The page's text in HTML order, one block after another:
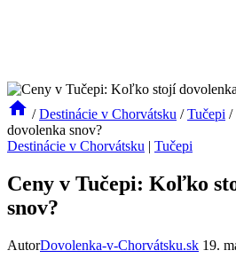
/ Destinácie v Chorvátsku / Tučepi /
dovolenka snov?
Destinácie v Chorvátsku | Tučepi
Ceny v Tučepi: Koľko
snov?
AutorDovolenka-v-Chorvátsku.sk 19.